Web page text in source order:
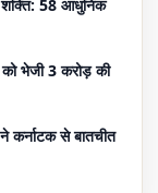
शक्ति: 58 आधुनिक
भेजी 3 करोड़ की
कर्नाटक से बातचीत